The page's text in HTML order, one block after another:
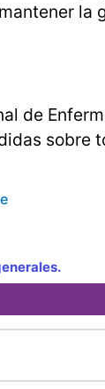
la
de
sobre